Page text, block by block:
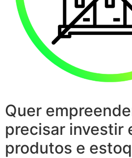
Quer
precisar investir
produtos e